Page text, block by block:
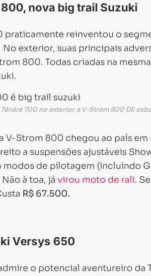
nova big trail Suzuki
praticamente reinventou o
exterior, suas principais
800. Todas criadas na
700 no exterior, a V-Strom 800 DE
V-Strom 800 chegou ao país
a suspensões ajustáveis
modos de pilotagem (incluindo
à toa, já virou moto de rali.
R$ 67.500.
Versys 650
o potencial aventureiro da